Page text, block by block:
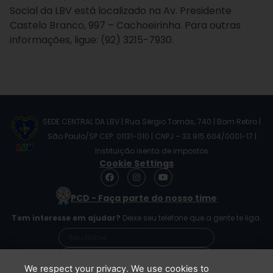
Social da LBV está localizado na Av. Presidente
Castelo Branco, 997 – Cachoeirinha. Para outras
informações, ligue: (92) 3215-7930.
SEDE CENTRAL DA LBV | Rua Sérgio Tomás, 740 | Bom Retiro |
São Paulo/SP CEP: 01131-010 | CNPJ – 33.915.604/0001-17 |
Instituição isenta de impostos
Cookie Settings
F
a
e
o
o
I
n
s
t
g
r
m
Y
o
t
b
e
PCD - Faça parte do nosso time
Tem interesse em ajudar? Deixe seu telefone que a gente te liga.
We respect your privacy. We use cookies to